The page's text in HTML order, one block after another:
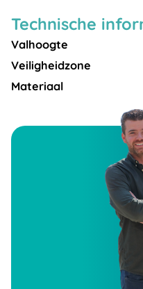
Technische
Valhoogte
Veiligheidzone
Materiaal